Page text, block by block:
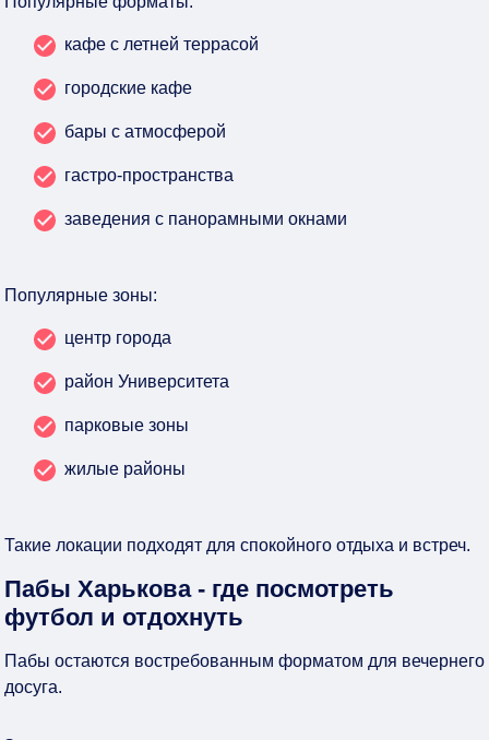
кафе с летней террасой
городские кафе
бары с атмосферой
гастро-пространства
заведения с панорамными окнами
Популярные зоны:
центр города
район Университета
парковые зоны
жилые районы
Такие локации подходят для спокойного отдыха и встреч.
Пабы Харькова - где посмотреть
футбол и отдохнуть
Пабы остаются востребованным форматом для вечернего
досуга.